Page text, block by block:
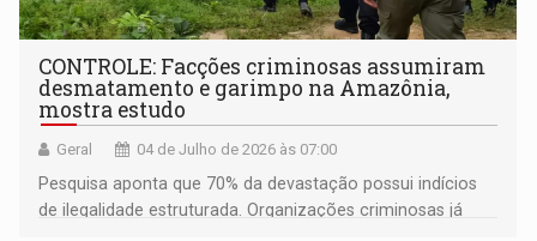
CONTROLE: Facções criminosas assumiram
desmatamento e garimpo na Amazônia,
mostra estudo
Geral 04 de Julho de 2026 às 07:00
Pesquisa aponta que 70% da devastação possui indícios
de ilegalidade estruturada. Organizações criminosas já